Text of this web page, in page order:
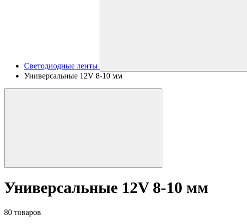
Светодиодные ленты
Универсальные 12V 8-10 мм
Универсальные 12V 8-10 мм
80 товаров